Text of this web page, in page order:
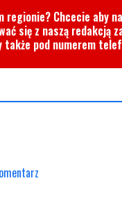
Chcecie aby
się z naszą
także pod numerem